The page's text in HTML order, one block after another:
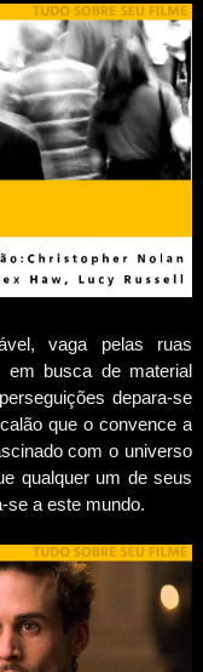
vaga pelas ruas
em busca de material
depara-se
que o convence a
com o universo
qualquer um de seus
se a este mundo.